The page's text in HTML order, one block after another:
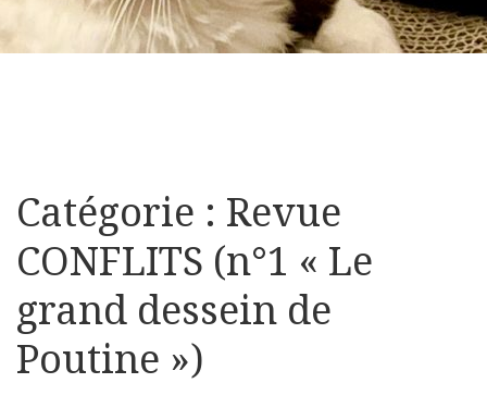
Catégorie : Revue
CONFLITS (n°1 « Le
grand dessein de
Poutine »)